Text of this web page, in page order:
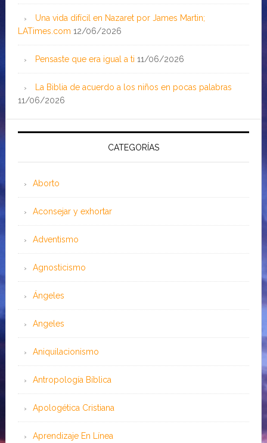
Una vida difícil en Nazaret por James Martin;
LATimes.com 12/06/2026
Pensaste que era igual a ti 11/06/2026
La Biblia de acuerdo a los niños en pocas palabras
11/06/2026
CATEGORÍAS
Aborto
Aconsejar y exhortar
Adventismo
Agnosticismo
Ángeles
Angeles
Aniquilacionismo
Antropología Bíblica
Apologética Cristiana
Aprendizaje En Línea